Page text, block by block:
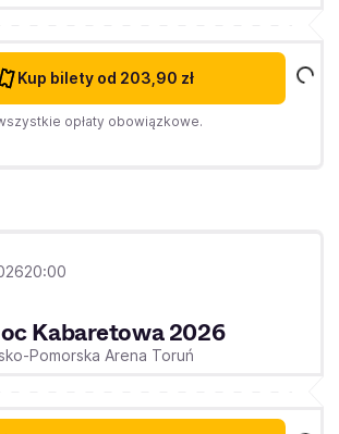
Kup bilety od 203,90 zł
opłaty obowiązkowe.
20:00
Kabaretowa 2026
Pomorska Arena Toruń